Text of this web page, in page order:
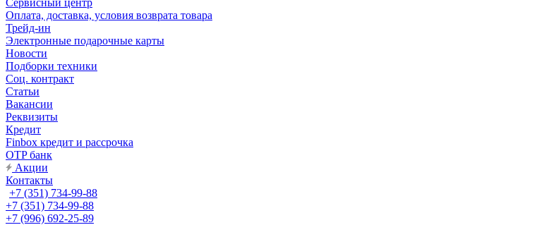
Сервисный центр
Оплата, доставка, условия возврата товара
Трейд-ин
Электронные подарочные карты
Новости
Подборки техники
Соц. контракт
Статьи
Вакансии
Реквизиты
Кредит
Finbox кредит и рассрочка
OTP банк
Акции
Контакты
+7 (351) 734-99-88
+7 (351) 734-99-88
+7 (996) 692-25-89